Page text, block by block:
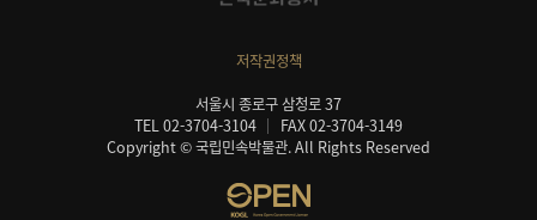
저작권정책
서울시 종로구 삼청로 37
TEL 02-3704-3104
FAX 02-3704-3149
Copyright © 국립민속박물관. All Rights Reserved